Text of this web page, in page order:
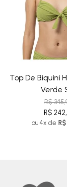
Top De Biquíni
Verde
R$
R$
ou 4x de